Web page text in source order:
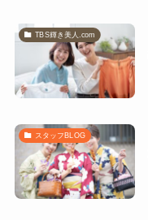
TBS輝き美人.com
スタッフBLOG